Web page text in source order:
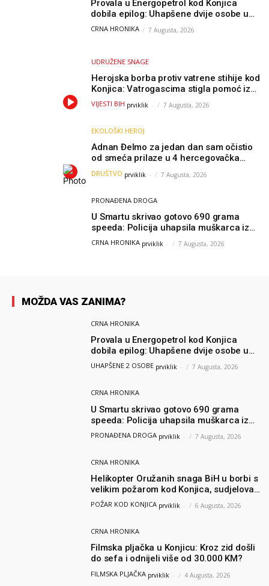
Provala u Energopetrol kod Konjica
dobila epilog: Uhapšene dvije osobe u
Čapljini i Jablanici
CRNA HRONIKA 7 Augusta, 2026
UDRUŽENE SNAGE
Herojska borba protiv vatrene stihije kod
Konjica: Vatrogascima stigla pomoć iz
Sarajeva, helikopteri i Air Tractori
udružili snage
VIJESTI BIH prviklik - 7 Augusta, 2026
EKOLOŠKI HEROJ
Adnan Đelmo za jedan dan sam očistio
od smeća prilaze u 4 hercegovačka
grada: “Danas nisam čistio samo smeće,
čistio sam sliku o nama”
DRUŠTVO prviklik - 7 Augusta, 2026
PRONAĐENA DROGA
U Smartu skrivao gotovo 690 grama
speeda: Policija uhapsila muškarca iz
Hercegovine
CRNA HRONIKA prviklik - 7 Augusta, 2026
MOŽDA VAS ZANIMA?
CRNA HRONIKA
Provala u Energopetrol kod Konjica
dobila epilog: Uhapšene dvije osobe u
Čapljini i Jablanici
UHAPŠENE 2 OSOBE prviklik - 7 Augusta, 2026
CRNA HRONIKA
U Smartu skrivao gotovo 690 grama
speeda: Policija uhapsila muškarca iz
Hercegovine
PRONAĐENA DROGA prviklik - 7 Augusta, 2026
CRNA HRONIKA
Helikopter Oružanih snaga BiH u borbi s
velikim požarom kod Konjica, sudjelovao
i Air Tractor
POŽAR KOD KONJICA prviklik - 6 Augusta, 2026
CRNA HRONIKA
Filmska pljačka u Konjicu: Kroz zid došli
do sefa i odnijeli više od 30.000 KM?
FILMSKA PLJAČKA prviklik - 4 Augusta, 2026